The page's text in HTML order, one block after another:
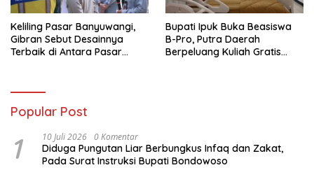
Keliling Pasar Banyuwangi,
Gibran Sebut Desainnya
Terbaik di Antara Pasar
Bupati Ipuk Buka Beasiswa
B-Pro, Putra Daerah
Berpeluang Kuliah Gratis
Popular Post
1 10 Juli 2026 0 Komentar
Diduga Pungutan Liar Berbungkus Infaq dan Zakat,
Pada Surat Instruksi Bupati Bondowoso